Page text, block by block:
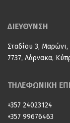
ΔΙΕΥΘΥΝΣΗ
Σταδίου 3, Μαρώνι,
7737, Λάρνακα,
ΤΗΛΕΦΩΝΙΚΗ
+357 24023124
+357 99676463